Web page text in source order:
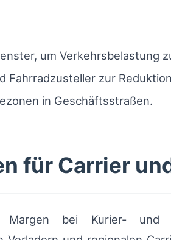
um Verkehrsbelastung
Fahrradzusteller zur
in Geschäftsstraßen.
für Carrier
bei Kurier- und